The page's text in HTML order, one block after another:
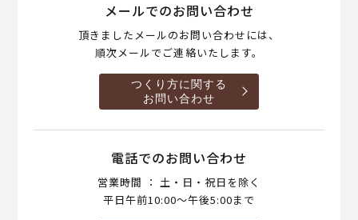
メールでのお問い合わせ
頂きましたメールのお問い合わせには、
順次メールでご連絡いたします。
つくり方に関する
お問い合わせ
電話でのお問い合わせ
営業時間 ： 土・日・祝日を除く
平日午前10:00～午後5:00まで